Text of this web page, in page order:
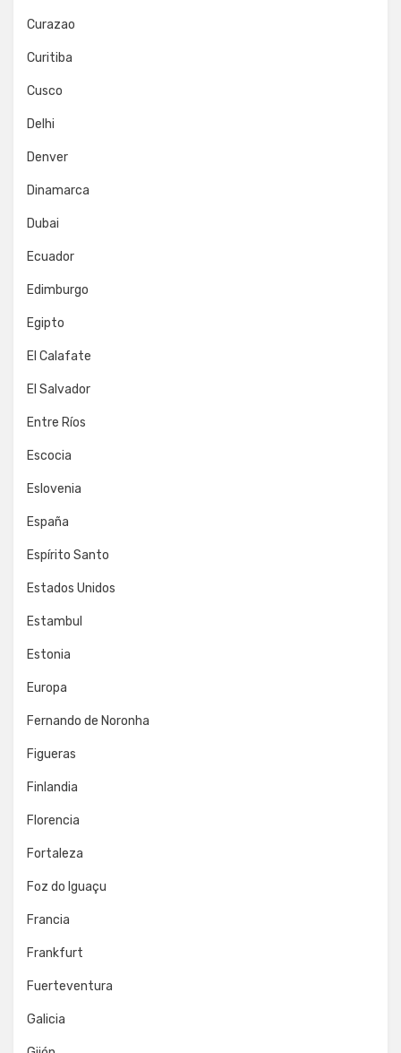
Curazao
Curitiba
Cusco
Delhi
Denver
Dinamarca
Dubai
Ecuador
Edimburgo
Egipto
El Calafate
El Salvador
Entre Ríos
Escocia
Eslovenia
España
Espírito Santo
Estados Unidos
Estambul
Estonia
Europa
Fernando de Noronha
Figueras
Finlandia
Florencia
Fortaleza
Foz do Iguaçu
Francia
Frankfurt
Fuerteventura
Galicia